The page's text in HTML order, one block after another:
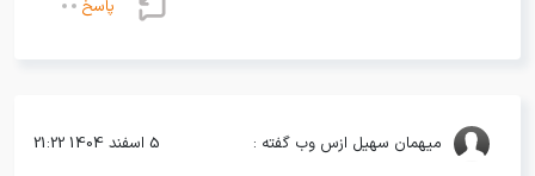
پاسخ
میهمان سهیل ازس وب گفته : 5 اسفند 1404 21:22